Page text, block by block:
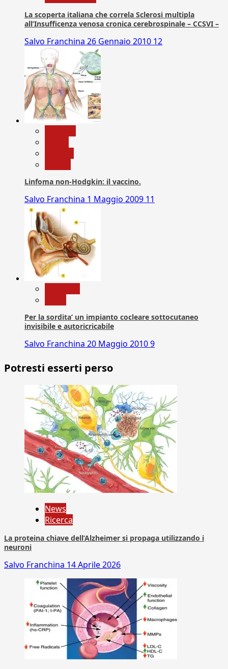
La scoperta italiana che correla Sclerosi multipla
all’Insufficenza venosa cronica cerebrospinale – CCSVI –
Salvo Franchina 26 Gennaio 2010 12
Linfoma non-Hodgkin: il vaccino.
Salvo Franchina 1 Maggio 2009 11
Per la sordita’ un impianto cocleare sottocutaneo
invisibile e autoricricabile
Salvo Franchina 20 Maggio 20109
Potresti esserti perso
News
Ricerca
La proteina chiave dell’Alzheimer si propaga utilizzando i
neuroni
Salvo Franchina 14 Aprile 2026